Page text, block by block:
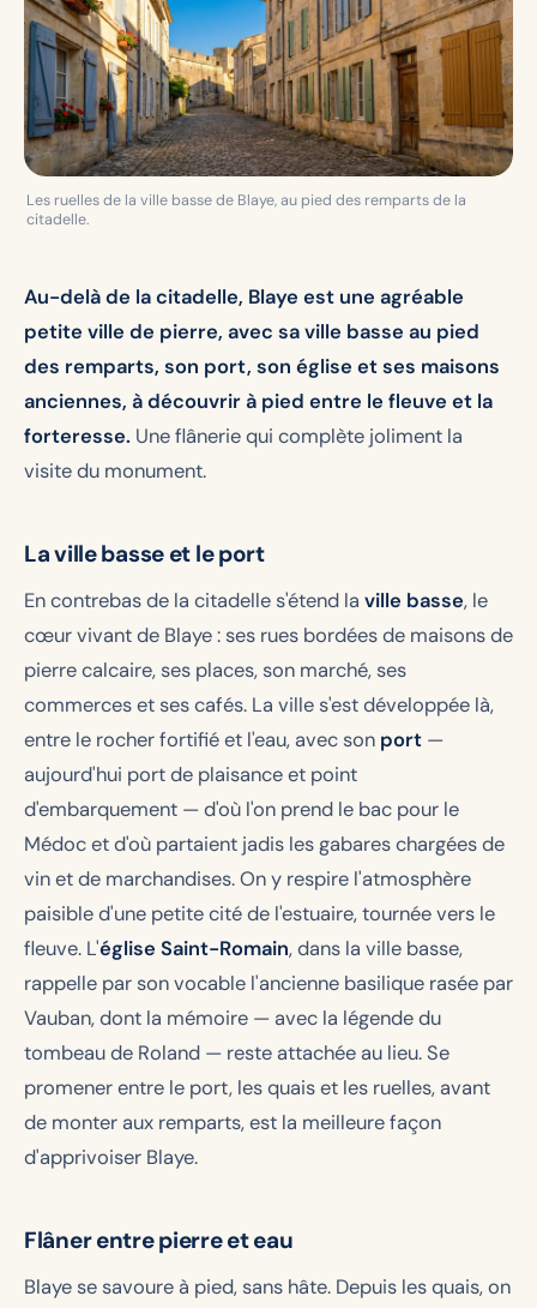
Les ruelles de la ville basse de Blaye, au pied des remparts de la
citadelle.
Au-delà de la citadelle, Blaye est une agréable
petite ville de pierre, avec sa ville basse au pied
des remparts, son port, son église et ses maisons
anciennes, à découvrir à pied entre le fleuve et la
forteresse. Une flânerie qui complète joliment la
visite du monument.
La ville basse et le port
En contrebas de la citadelle s'étend la ville basse, le
cœur vivant de Blaye : ses rues bordées de maisons de
pierre calcaire, ses places, son marché, ses
commerces et ses cafés. La ville s'est développée là,
entre le rocher fortifié et l'eau, avec son port —
aujourd'hui port de plaisance et point
d'embarquement — d'où l'on prend le bac pour le
Médoc et d'où partaient jadis les gabares chargées de
vin et de marchandises. On y respire l'atmosphère
paisible d'une petite cité de l'estuaire, tournée vers le
fleuve. L'église Saint-Romain, dans la ville basse,
rappelle par son vocable l'ancienne basilique rasée par
Vauban, dont la mémoire — avec la légende du
tombeau de Roland — reste attachée au lieu. Se
promener entre le port, les quais et les ruelles, avant
de monter aux remparts, est la meilleure façon
d'apprivoiser Blaye.
Flâner entre pierre et eau
Blaye se savoure à pied, sans hâte. Depuis les quais, on